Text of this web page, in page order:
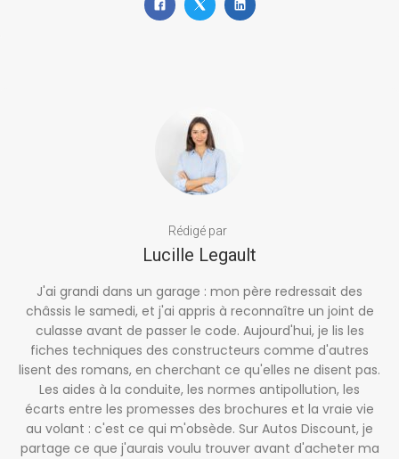
Rédigé par
Lucille Legault
J'ai grandi dans un garage : mon père redressait des
châssis le samedi, et j'ai appris à reconnaître un joint de
culasse avant de passer le code. Aujourd'hui, je lis les
fiches techniques des constructeurs comme d'autres
lisent des romans, en cherchant ce qu'elles ne disent pas.
Les aides à la conduite, les normes antipollution, les
écarts entre les promesses des brochures et la vraie vie
au volant : c'est ce qui m'obsède. Sur Autos Discount, je
partage ce que j'aurais voulu trouver avant d'acheter ma